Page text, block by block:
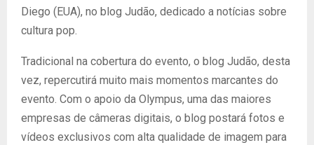
Diego (EUA), no blog Judão, dedicado a notícias sobre
cultura pop.
Tradicional na cobertura do evento, o blog Judão, desta
vez, repercutirá muito mais momentos marcantes do
evento. Com o apoio da Olympus, uma das maiores
empresas de câmeras digitais, o blog postará fotos e
vídeos exclusivos com alta qualidade de imagem para